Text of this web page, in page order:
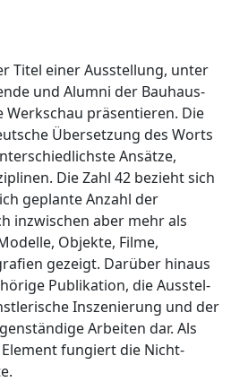
Titel einer Ausstellung, unter
und Alumni der Bauhaus-
Werkschau präsentieren. Die
Übersetzung des Worts
Ansätze,
Die Zahl 42 bezieht sich
geplante Anzahl der
inzwischen aber mehr als
Objekte, Filme,
gezeigt. Darüber hinaus
Publikation, die Ausstel-
Inszenierung und der
Arbeiten dar. Als
fungiert die Nicht-